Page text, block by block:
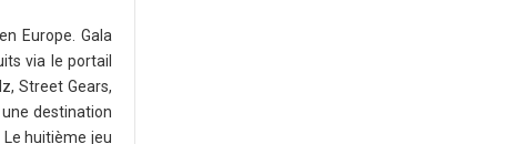
Europe. Gala
via le portail
Street Gears,
destination
huitième jeu